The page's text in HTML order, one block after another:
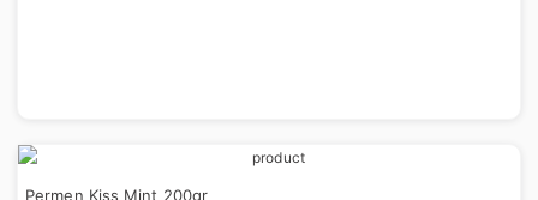
Permen Kiss Mint 200gr